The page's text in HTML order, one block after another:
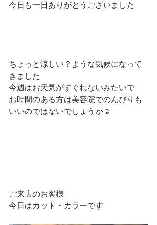
今日も一日ありがとうございました
ちょっと涼しい？ような気候になって
きました
今週はお天気がすぐれないみたいで
お時間のある方は美容院でのんびりも
いいのではないでしょうか☺
ご来店のお客様
今日はカット・カラーです